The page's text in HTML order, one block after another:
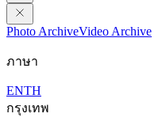
Photo ArchiveVideo Archive
ภาษา
ENTH
กรุงเทพ